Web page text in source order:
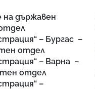
на държавен
– Бургас –
отдел
– Варна –
отдел
–